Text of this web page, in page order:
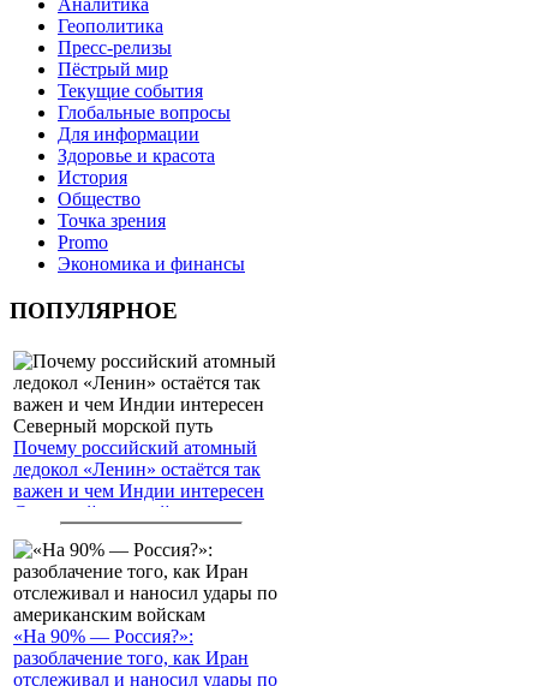
Аналитика
Геополитика
Пресс-релизы
Пёстрый мир
Текущие события
Глобальные вопросы
Для информации
Здоровье и красота
История
Общество
Точка зрения
Promo
Экономика и финансы
ПОПУЛЯРНОЕ
Почему российский атомный
ледокол «Ленин» остаётся так
важен и чем Индии интересен
Северный морской путь
«На 90% — Россия?»:
разоблачение того, как Иран
отслеживал и наносил удары по